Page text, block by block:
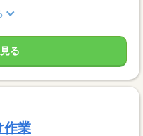
る
作業